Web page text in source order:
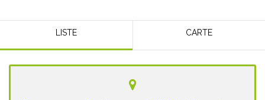
LISTE CARTE